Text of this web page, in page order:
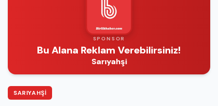
SPONSOR
Bu Alana Reklam Verebilirsiniz!
Sarıyahşi
SARIYAHŞI